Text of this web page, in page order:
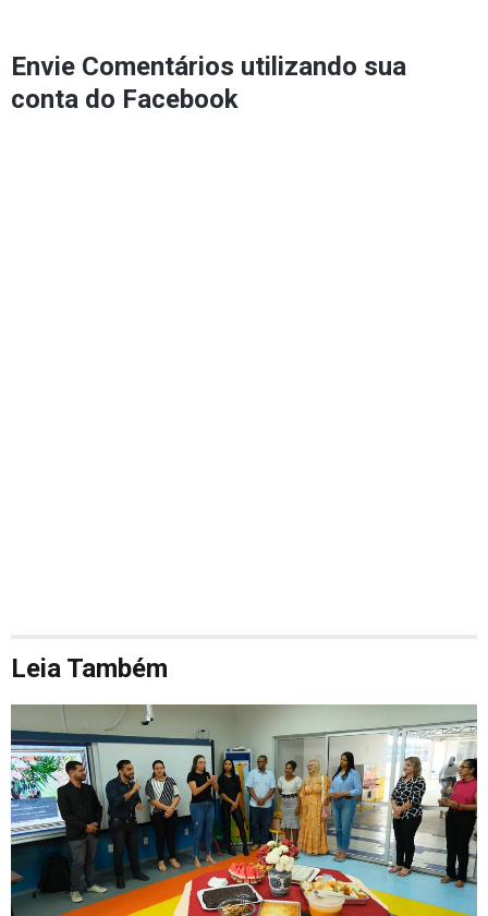
Envie Comentários utilizando sua
conta do Facebook
Leia Também